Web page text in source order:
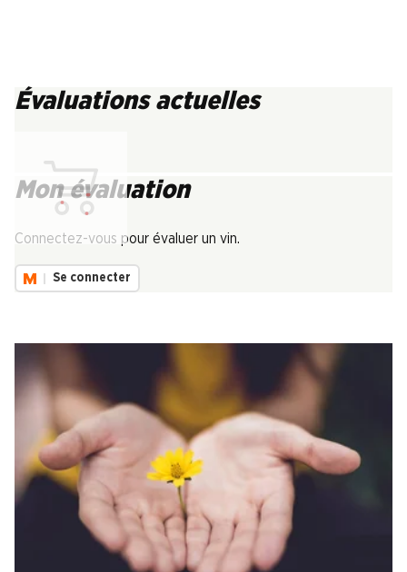
Évaluations actuelles
Mon évaluation
Connectez-vous pour évaluer un vin.
Se connecter